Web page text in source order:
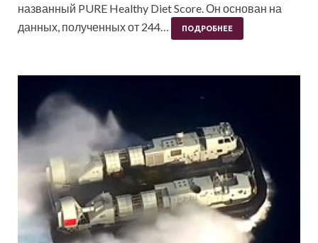
названный PURE Healthy Diet Score. Он основан на
данных, полученных от 244…
ПОДРОБНЕЕ